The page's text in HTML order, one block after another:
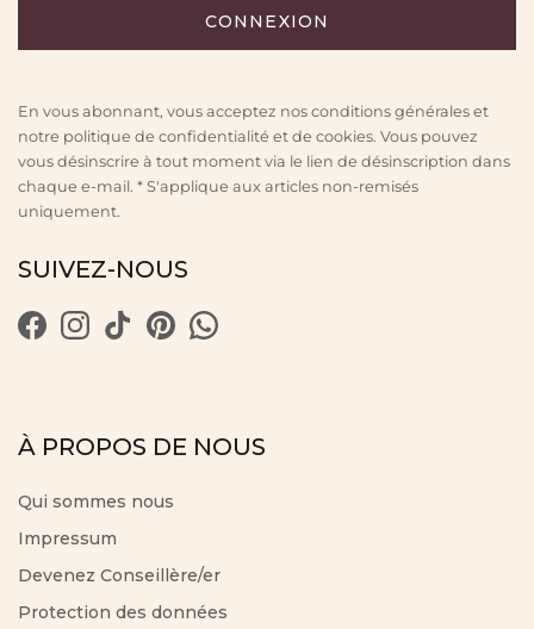
En vous abonnant, vous acceptez nos conditions générales et
notre politique de confidentialité et de cookies. Vous pouvez
vous désinscrire à tout moment via le lien de désinscription dans
chaque e-mail. * S'applique aux articles non-remisés
uniquement.
SUIVEZ-NOUS
À PROPOS DE NOUS
Qui sommes nous
Impressum
Devenez Conseillère/er
Protection des données